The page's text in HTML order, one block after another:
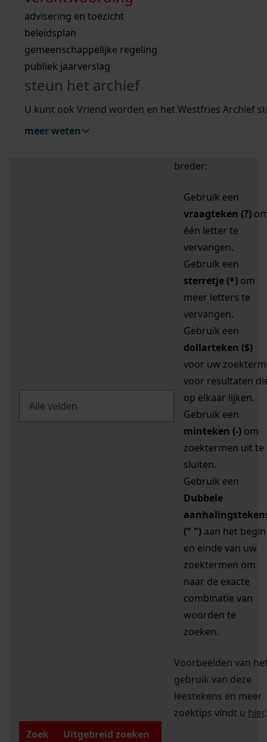
bouwvergunningen
omgevingsvergunningen
vergunningen
beeld en geluid
uitleg nodig?
Wij helpen u op weg met een aantal zoektips.
bekijk alle zoektips
Wij helpen u op weg met een aantal zoektips.
bekijk alle zoektips
bekijk ons geschiedenislokaal
advisering en toezicht
beleidsplan
gemeenschappelijke regeling
publiek jaarverslag
steun het archief
U kunt ook Vriend worden en het Westfries Archief
meer weten
zoektips
Mijn Studiezaal (inloggen)
uw zoekopdracht te
breder:
Gebruik een
vraagteken (?)
één letter te
vervangen.
Gebruik een
sterretje (*) om
meer letters te
vervangen.
Gebruik een
dollarteken ($)
voor uw zoekterm
voor resultaten
op elkaar lijken.
Gebruik een
minteken (-) om
zoektermen uit te
sluiten.
Gebruik een
Dubbele
(" ") aan het begin
en einde van uw
zoektermen om
naar de exacte
combinatie van
woorden te
zoeken.
Voorbeelden van
gebruik van deze
leestekens en meer
zoektips vindt u hier.
Zoek
Uitgebreid zoeken